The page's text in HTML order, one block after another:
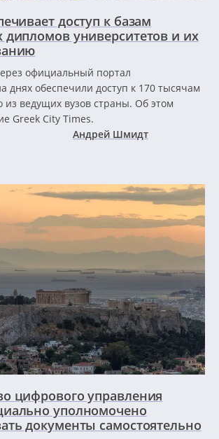
доступ к базам
дипломов университетов и их
официальный портал
днях обеспечили доступ к 170 тысячам
из ведущих вузов страны. Об этом
Greek City Times.
Андрей Шмидт
цифрового управления
уполномочено
документы самостоятельно